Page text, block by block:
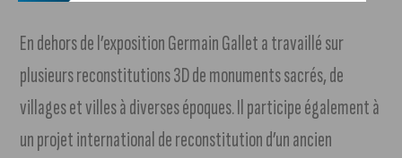
En dehors de l’exposition Germain Gallet a travaillé sur
plusieurs reconstitutions 3D de monuments sacrés, de
villages et villes à diverses époques. Il participe également à
un projet international de reconstitution d’un ancien